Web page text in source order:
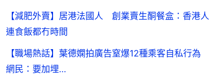
【減肥外賣】居港法國人 創業賣生酮餐盒：香港人
連食飯都冇時間
【職場熱話】葉德嫻拍廣告窒爆12種乘客自私行為
網民：要加埋…